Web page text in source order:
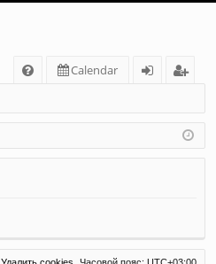
Q
Calendar
д
ис
тр
Часовой пояс: UTC+03:00
Удалить cookies